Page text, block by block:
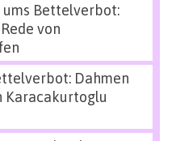
Bettelverbot:
von
Dahmen
Karacakurtoglu